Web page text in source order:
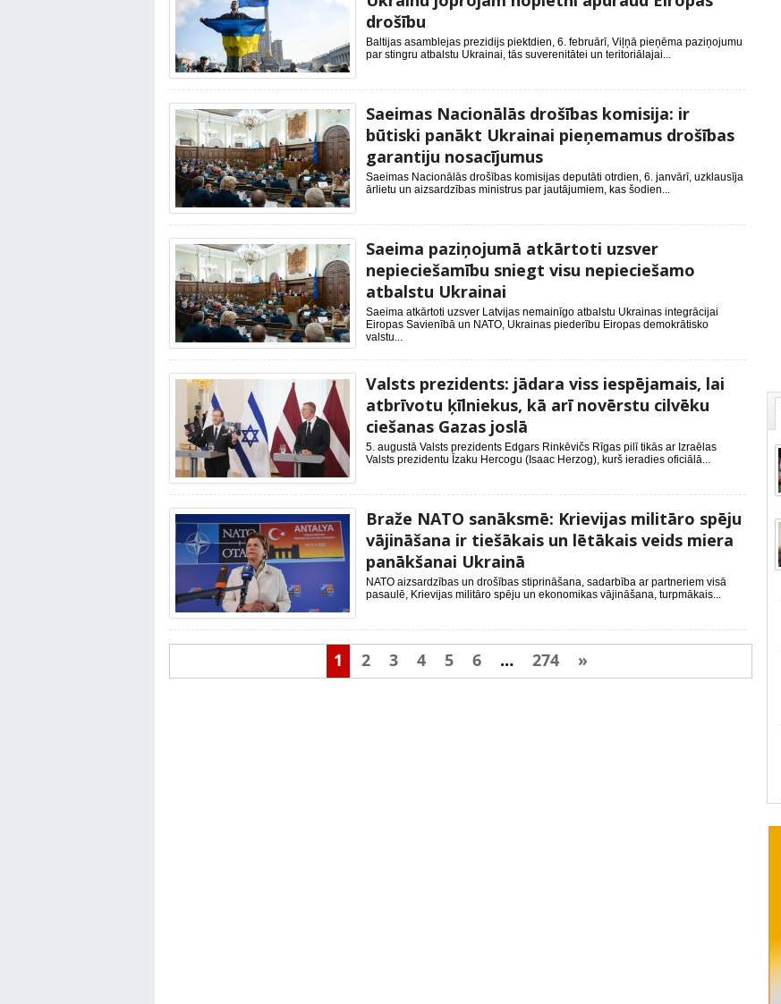
drošību
Baltijas asamblejas prezidijs piektdien, 6. februārī, Viļņā pieņēma paziņojumu
par stingru atbalstu Ukrainai, tās suverenitātei un teritoriālajai...
Saeimas Nacionālās drošības komisija: ir
būtiski panākt Ukrainai pieņemamus drošības
garantiju nosacījumus
Saeimas Nacionālās drošības komisijas deputāti otrdien, 6. janvārī, uzklausīja
ārlietu un aizsardzības ministrus par jautājumiem, kas šodien...
Saeima paziņojumā atkārtoti uzsver
nepieciešamību sniegt visu nepieciešamo
atbalstu Ukrainai
Saeima atkārtoti uzsver Latvijas nemainīgo atbalstu Ukrainas integrācijai
Eiropas Savienībā un NATO, Ukrainas piederību Eiropas demokrātisko
valstu...
Valsts prezidents: jādara viss iespējamais, lai
atbrīvotu ķīlniekus, kā arī novērstu cilvēku
ciešanas Gazas joslā
5. augustā Valsts prezidents Edgars Rinkēvičs Rīgas pilī tikās ar Izraēlas
Valsts prezidentu Īzaku Hercogu (Isaac Herzog), kurš ieradies oficiālā...
Braže NATO sanāksmē: Krievijas militāro spēju
vājināšana ir tiešākais un lētākais veids miera
panākšanai Ukrainā
NATO aizsardzības un drošības stiprināšana, sadarbība ar partneriem visā
pasaulē, Krievijas militāro spēju un ekonomikas vājināšana, turpmākais...
1 2 3 4 5 6 … 274 »